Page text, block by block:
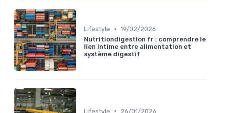
Lifestyle • 19/02/2026
Nutritiondigestion fr : comprendre le
lien intime entre alimentation et
système digestif
Lifestyle •
26/01/2026